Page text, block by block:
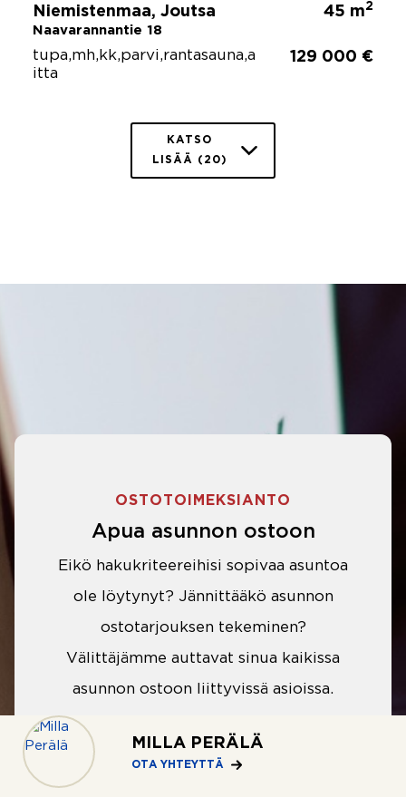
MILLA PERÄLÄ
OTA YHTEYTTÄ
Niemistenmaa, Joutsa
Naavarannantie 18
45 m2
tupa,mh,kk,parvi,rantasauna,a
itta
129 000 €
KATSO
LISÄÄ (20)
OSTOTOIMEKSIANTO
Apua asunnon ostoon
Eikö hakukriteereihisi sopivaa asuntoa
ole löytynyt? Jännittääkö asunnon
ostotarjouksen tekeminen?
Välittäjämme auttavat sinua kaikissa
asunnon ostoon liittyvissä asioissa.
LUE LISÄÄ